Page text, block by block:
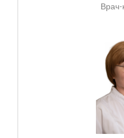
Врач-